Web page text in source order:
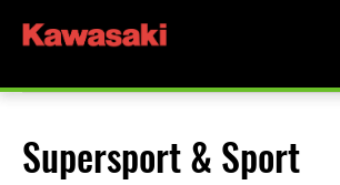
Supersport & Sport